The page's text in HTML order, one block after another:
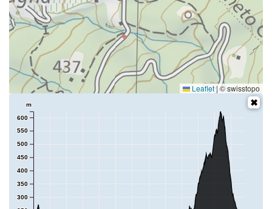
Leaflet|© swisstopo
300
350
400
450
500
550
600
m